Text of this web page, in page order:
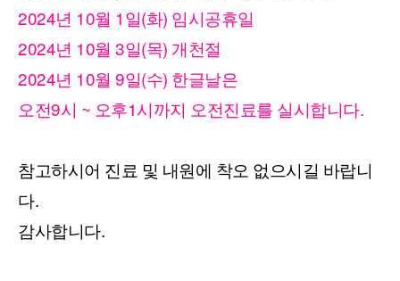
2024년 10월 1일(화) 임시공휴일
2024년 10월 3일(목) 개천절
2024년 10월 9일(수) 한글날은
오전9시 ~ 오후1시까지 오전진료를 실시합니다.
참고하시어 진료 및 내원에 착오 없으시길 바랍니
다.
감사합니다.